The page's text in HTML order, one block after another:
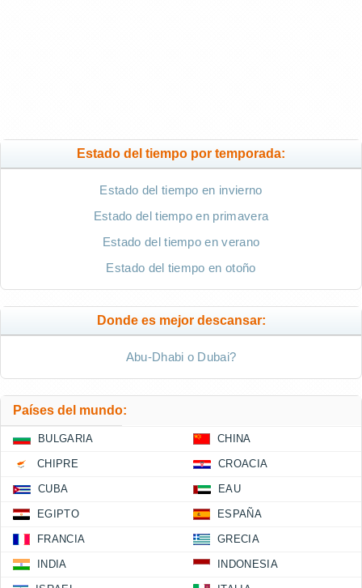
Estado del tiempo por temporada:
Estado del tiempo en invierno
Estado del tiempo en primavera
Estado del tiempo en verano
Estado del tiempo en otoño
Donde es mejor descansar:
Abu-Dhabi o Dubai?
Países del mundo:
BULGARIA CHINA
CHIPRE CROACIA
CUBA EAU
EGIPTO ESPAÑA
FRANCIA GRECIA
INDIA INDONESIA